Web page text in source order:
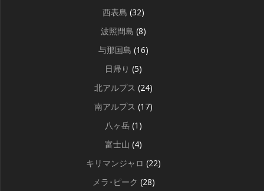
西表島 (32)
波照間島 (8)
与那国島 (16)
日帰り (5)
北アルプス (24)
南アルプス (17)
八ヶ岳 (1)
富士山 (4)
キリマンジャロ (22)
メラ･ピーク (28)